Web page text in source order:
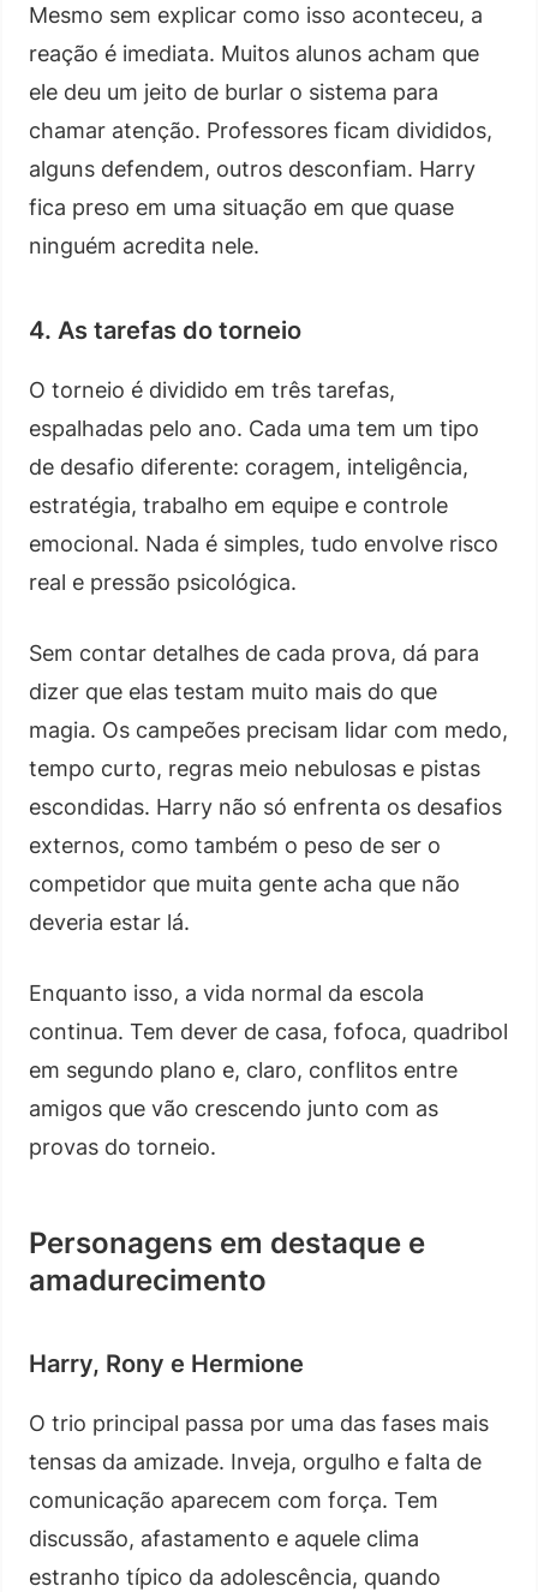
Mesmo sem explicar como isso aconteceu, a
reação é imediata. Muitos alunos acham que
ele deu um jeito de burlar o sistema para
chamar atenção. Professores ficam divididos,
alguns defendem, outros desconfiam. Harry
fica preso em uma situação em que quase
ninguém acredita nele.
4. As tarefas do torneio
O torneio é dividido em três tarefas,
espalhadas pelo ano. Cada uma tem um tipo
de desafio diferente: coragem, inteligência,
estratégia, trabalho em equipe e controle
emocional. Nada é simples, tudo envolve risco
real e pressão psicológica.
Sem contar detalhes de cada prova, dá para
dizer que elas testam muito mais do que
magia. Os campeões precisam lidar com medo,
tempo curto, regras meio nebulosas e pistas
escondidas. Harry não só enfrenta os desafios
externos, como também o peso de ser o
competidor que muita gente acha que não
deveria estar lá.
Enquanto isso, a vida normal da escola
continua. Tem dever de casa, fofoca, quadribol
em segundo plano e, claro, conflitos entre
amigos que vão crescendo junto com as
provas do torneio.
Personagens em destaque e
amadurecimento
Harry, Rony e Hermione
O trio principal passa por uma das fases mais
tensas da amizade. Inveja, orgulho e falta de
comunicação aparecem com força. Tem
discussão, afastamento e aquele clima
estranho típico da adolescência, quando